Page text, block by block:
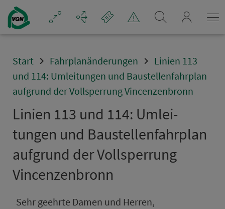
Navigation überspringen
Start Fahrplanänderungen
Linien 113
und 114: Umleitungen und Baustellenfahrplan
aufgrund der Vollsperrung Vincenzenbronn
Linien 113 und 114: Um­lei­
tungen und Bau­stel­len­fahr­plan
aufgrund der Voll­sper­rung
Vincenzenbronn
Sehr geehrte Damen und Herren,